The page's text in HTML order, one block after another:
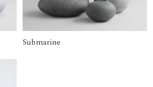
Submarine